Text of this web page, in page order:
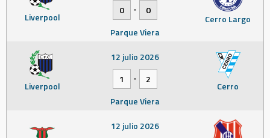
Liverpool Cerro Largo
0
-
0
Parque Viera
Liverpool Cerro
12 julio 2026
1
-
2
Parque Viera
12 julio 2026